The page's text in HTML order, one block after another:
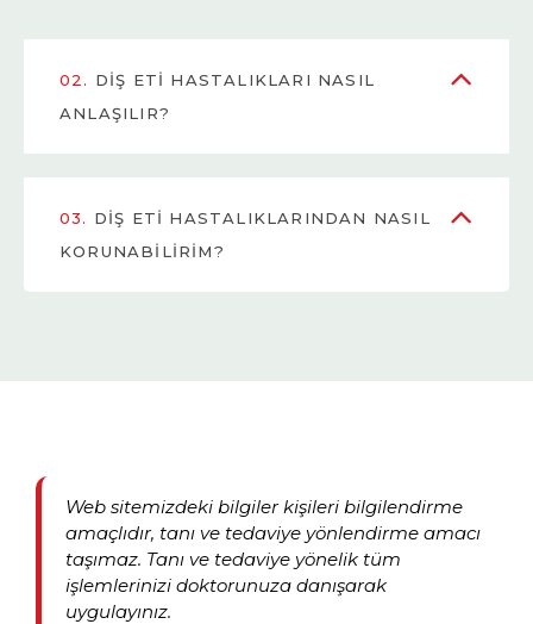
02.
ANLAŞILIR?
03.
KORUNABILIRIM?
Web sitemizdeki bilgiler kişileri bilgilendirme
amaçlıdır, tanı ve tedaviye yönlendirme amacı
taşımaz. Tanı ve tedaviye yönelik tüm
işlemlerinizi doktorunuza danışarak
uygulayınız.